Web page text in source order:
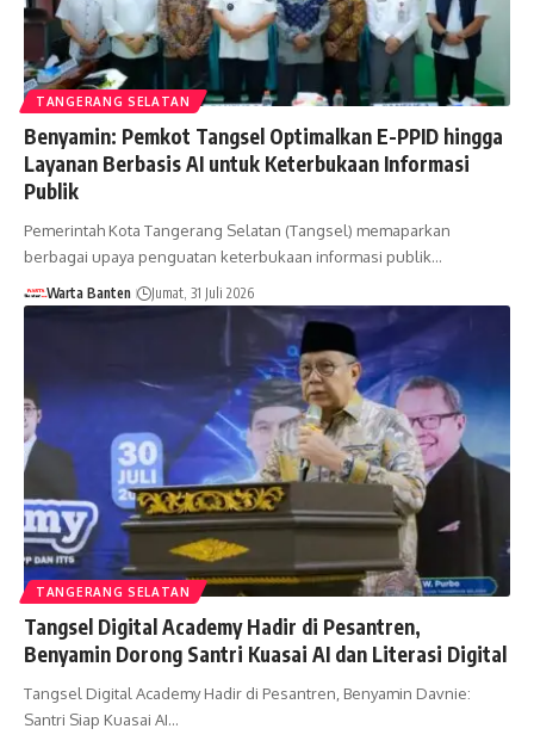
TANGERANG SELATAN
Benyamin: Pemkot Tangsel Optimalkan E-PPID hingga
Layanan Berbasis AI untuk Keterbukaan Informasi
Publik
Pemerintah Kota Tangerang Selatan (Tangsel) memaparkan
berbagai upaya penguatan keterbukaan informasi publik…
Warta Banten Jumat, 31 Juli 2026
TANGERANG SELATAN
Tangsel Digital Academy Hadir di Pesantren,
Benyamin Dorong Santri Kuasai AI dan Literasi Digital
Tangsel Digital Academy Hadir di Pesantren, Benyamin Davnie:
Santri Siap Kuasai AI…